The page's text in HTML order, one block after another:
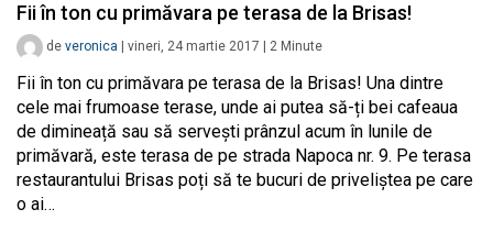
Fii în ton cu primăvara pe terasa de la Brisas!
de veronica vineri, 24 martie 2017 2 Minute
Fii în ton cu primăvara pe terasa de la Brisas! Una dintre
cele mai frumoase terase, unde ai putea să-ți bei cafeaua
de dimineață sau să servești prânzul acum în lunile de
primăvară, este terasa de pe strada Napoca nr. 9. Pe terasa
restaurantului Brisas poți să te bucuri de priveliștea pe care
o ai…